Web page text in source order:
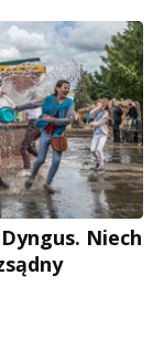
Niech